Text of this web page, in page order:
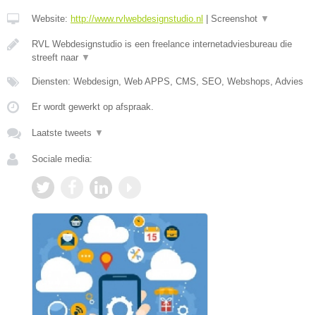
Website: http://www.rvlwebdesignstudio.nl Screenshot ▼
RVL Webdesignstudio is een freelance internetadviesbureau die
streeft naar ▼
Diensten: Webdesign, Web APPS, CMS, SEO, Webshops, Advies
Er wordt gewerkt op afspraak.
Laatste tweets ▼
Sociale media: